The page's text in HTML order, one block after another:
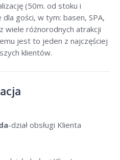
(50m. od stoku i
gości, w tym: basen, SPA,
wiele różnorodnych atrakcji
jest to jeden z najczęściej
klientów.
-dział obsługi Klienta